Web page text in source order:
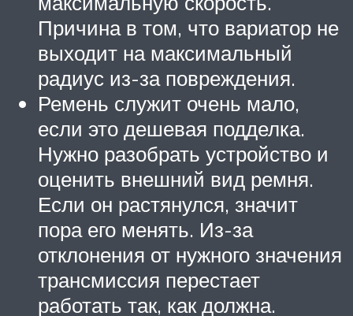
Причина в том, что вариатор не
выходит на максимальный
радиус из-за повреждения.
Ремень служит очень мало,
если это дешевая подделка.
Нужно разобрать устройство и
оценить внешний вид ремня.
Если он растянулся, значит
пора его менять. Из-за
отклонения от нужного значения
трансмиссия перестает
работать так, как должна.